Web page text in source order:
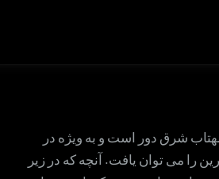
شرق دور است و به ویژه در
را می توان یافت. آنچه که در زیر